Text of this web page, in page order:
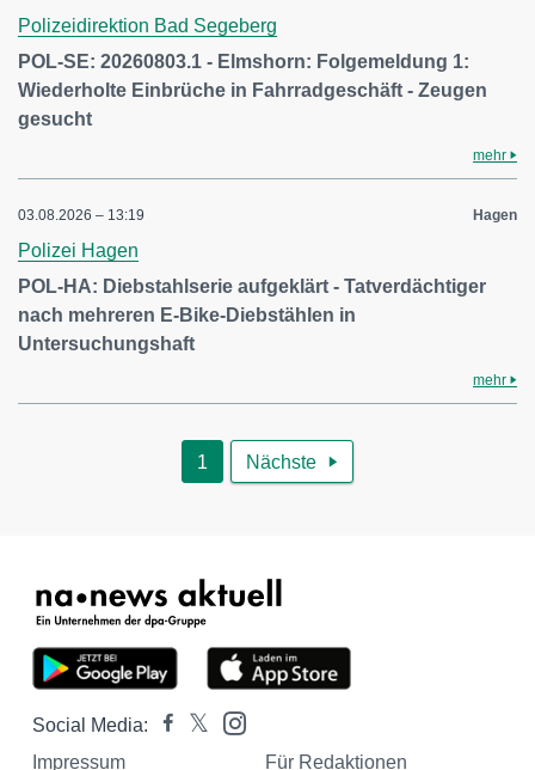
Polizeidirektion Bad Segeberg
POL-SE: 20260803.1 - Elmshorn: Folgemeldung 1:
Wiederholte Einbrüche in Fahrradgeschäft - Zeugen
gesucht
mehr
03.08.2026 – 13:19 Hagen
Polizei Hagen
POL-HA: Diebstahlserie aufgeklärt - Tatverdächtiger
nach mehreren E-Bike-Diebstählen in
Untersuchungshaft
mehr
1 Nächste 
Social Media:
Impressum
Für Redaktionen